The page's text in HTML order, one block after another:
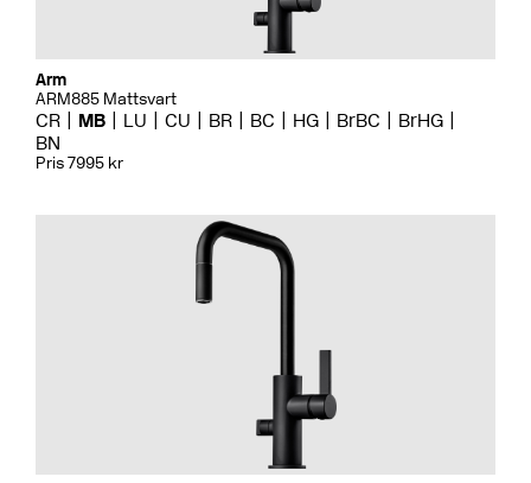
Arm
ARM885 Mattsvart
CR MB LU CU BR BC HG BrBC
BrHG
BN
Pris 7995 kr